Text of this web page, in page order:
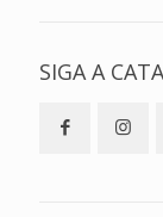
SIGA A